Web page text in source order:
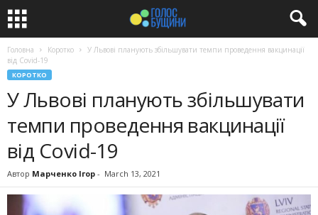
Головна Коротко
У Львові планують збільшувати темпи проведення вакцинації
від Covid-19
КОРОТКО
У Львові планують збільшувати
темпи проведення вакцинації
від Covid-19
Автор Марченко Ігор - March 13, 2021